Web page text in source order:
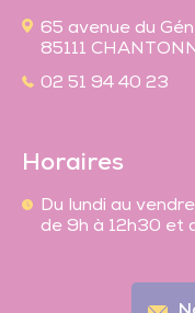
65 avenue du
85111
02 51 94 40 23
Horaires
Du lundi au
de 9h à 12h30 et